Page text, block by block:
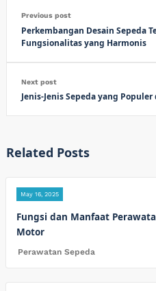
Previous post
Perkembangan Desain Sepeda
Fungsionalitas yang Harmonis
Next post
Jenis-Jenis Sepeda yang Populer
Related Posts
May 16, 2025
Fungsi dan Manfaat
Motor
Perawatan Sepeda